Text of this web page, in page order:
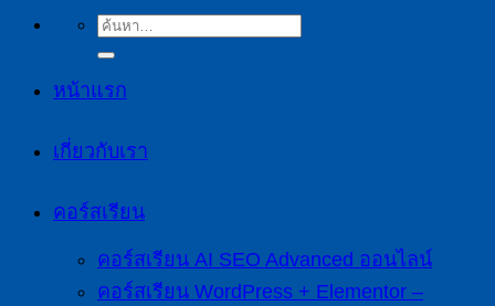
หน้าแรก
เกี่ยวกับเรา
คอร์สเรียน
คอร์สเรียน AI SEO Advanced ออนไลน์
คอร์สเรียน WordPress + Elementor –